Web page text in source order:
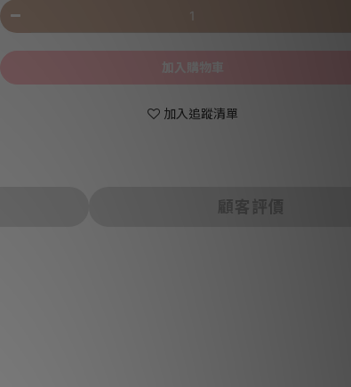
加入購物車
加入追蹤清單
顧客評價